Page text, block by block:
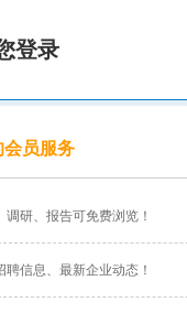
登录
会员服务
研、报告可免费浏览！
信息、最新企业动态！